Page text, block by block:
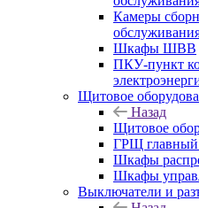
Камеры
Шкафы ШВВ
ПКУ-пункт
Щитовое
Назад
Щитовое
ГРЩ главный
Шкафы
Шкафы
Выключатели и